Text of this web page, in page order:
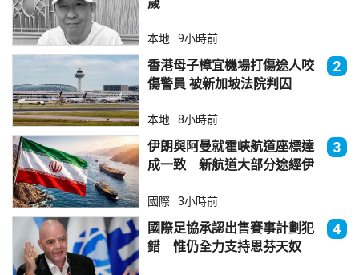
本地 9小時前
香港母子樟宜機場打傷途人咬
傷警員 被新加坡法院判囚
2
本地 8小時前
伊朗與阿曼就霍峽航道座標達
成一致 新航道大部分途經伊
3
國際 3小時前
國際足協承認出售賽事計劃犯
錯 惟仍全力支持恩芬天奴
4